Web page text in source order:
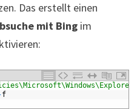
Das erstellt einen
mit Bingim
f